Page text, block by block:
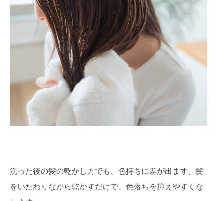
洗った後の髪の乾かし方でも、色持ちに差が出ます。髪
をいたわりながら乾かすだけで、色落ちを抑えやすくな